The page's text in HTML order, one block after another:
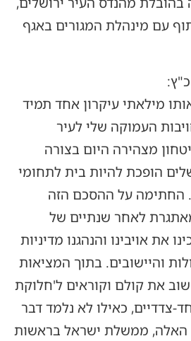
עם מינהלת המגורים באגף
מילאתי עיקרון אחד תמיד
העמוקה שלי לעיר
מצהירה היום בצורה
הופכת להיות בית לתחומי
החתימה על ההסכם הזה
לאחר שנתיים של
את אויבינו והנהגנו מדיניות
והיישובים. בתוך המציאות
את קולם וקוראים ל'חלוקת
צדדיים, כאילו לא נלמד דבר
האלה, ממשלת ישראל בראשות